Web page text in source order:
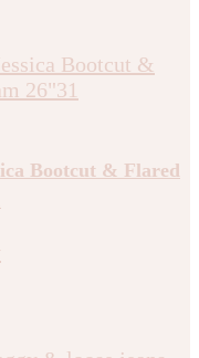
Bootcut & Flared